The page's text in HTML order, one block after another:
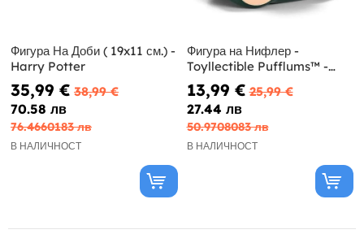
Фигура На Доби ( 19x11 см.) -
Harry Potter
35,99 € 38,99 €
70.58 лв
76.4660183 лв
В НАЛИЧНОСТ
Фигура на Нифлер -
Toyllectible Pufflums™ -
Фантастични животни
13,99 € 25,99 €
27.44 лв
50.9708083 лв
В НАЛИЧНОСТ